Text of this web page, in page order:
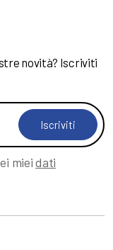
novità? Iscriviti
Iscriviti
mieidati